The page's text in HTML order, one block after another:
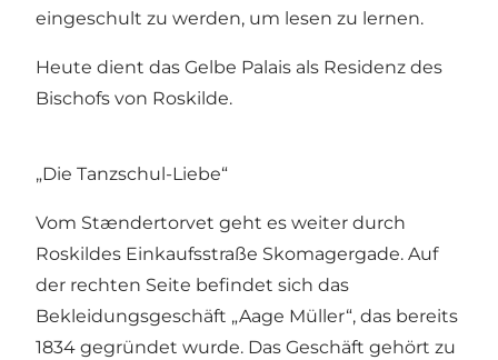
eingeschult zu werden, um lesen zu lernen.
Heute dient das Gelbe Palais als Residenz des
Bischofs von Roskilde.
„Die Tanzschul-Liebe“
Vom Stændertorvet geht es weiter durch
Roskildes Einkaufsstraße Skomagergade. Auf
der rechten Seite befindet sich das
Bekleidungsgeschäft „Aage Müller“, das bereits
1834 gegründet wurde. Das Geschäft gehört zu